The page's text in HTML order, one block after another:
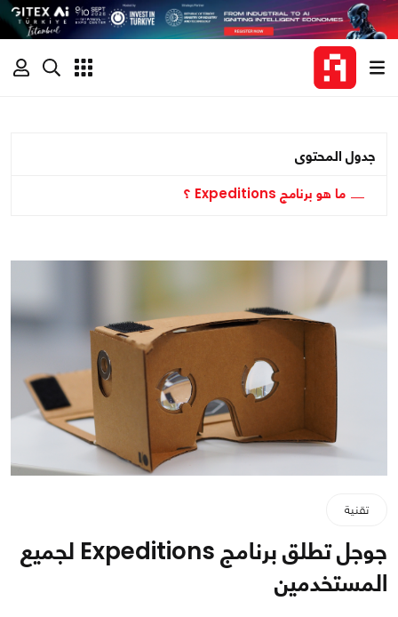
جدول المحتوى
ما هو برنامج Expeditions ؟
تقنية
جوجل تطلق برنامج Expeditions لجميع
المستخدمين